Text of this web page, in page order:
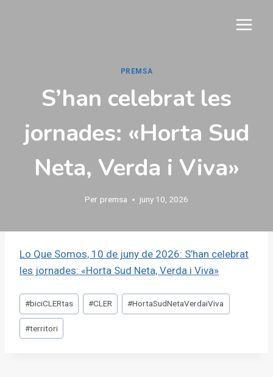
PREMSA
S’han celebrat les
jornades: «Horta Sud
Neta, Verda i Viva»
Per premsa juny 10, 2026
Lo Que Somos, 10 de juny de 2026: S’han celebrat
les jornades: «Horta Sud Neta, Verda i Viva»
Etiquetes
d'entrada
#biciCLERtas #CLER #HortaSudNetaVerdaiViva
#territori